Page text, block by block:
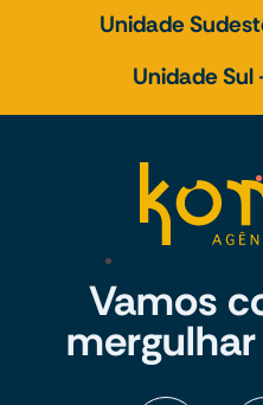
Unidade
Unidade
Vamos